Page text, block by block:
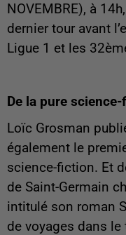
NOVEMBRE), à
dernier tour avant
Ligue 1 et les
De la pure
Loïc Grosman
également le
science-fiction. Et
de Saint-Germain
intitulé son roman
de voyages dans le